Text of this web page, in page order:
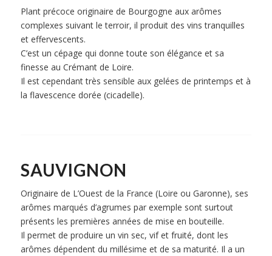
Plant précoce originaire de Bourgogne aux arômes
complexes suivant le terroir, il produit des vins tranquilles
et effervescents.
C’est un cépage qui donne toute son élégance et sa
finesse au Crémant de Loire.
Il est cependant très sensible aux gelées de printemps et à
la flavescence dorée (cicadelle).
SAUVIGNON
Originaire de L’Ouest de la France (Loire ou Garonne), ses
arômes marqués d’agrumes par exemple sont surtout
présents les premières années de mise en bouteille.
Il permet de produire un vin sec, vif et fruité, dont les
arômes dépendent du millésime et de sa maturité. Il a un